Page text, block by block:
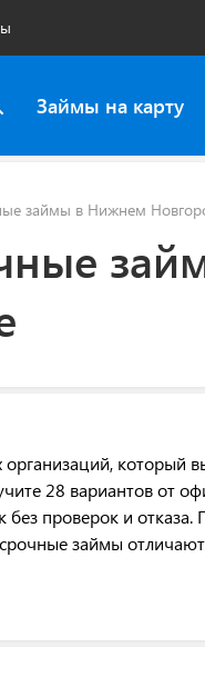
Займы на карту
займы в Нижнем
который
28 вариантов от
без проверок и
займы